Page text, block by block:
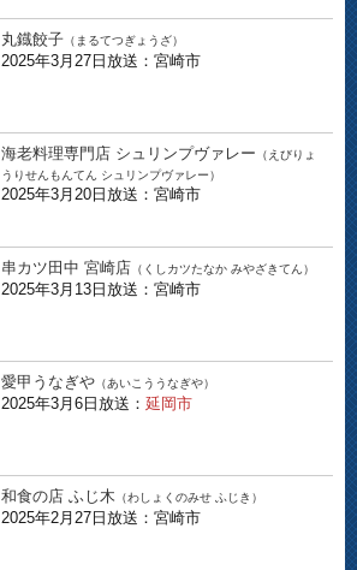
丸鐡餃子 （まるてつぎょうざ）
2025年3月27日放送：宮崎市
海老料理専門店 シュリンプヴァレー （えびりょ
うりせんもんてん シュリンプヴァレー）
2025年3月20日放送：宮崎市
串カツ田中 宮崎店 （くしカツたなか みやざきてん）
2025年3月13日放送：宮崎市
愛甲うなぎや （あいこううなぎや）
2025年3月6日放送： 延岡市
和食の店 ふじ木 （わしょくのみせ ふじき）
2025年2月27日放送：宮崎市